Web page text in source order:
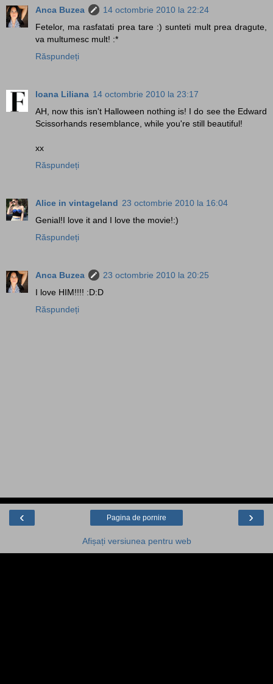
Anca Buzea
14 octombrie 2010 la 22:24
Fetelor, ma rasfatati prea tare :) sunteti mult prea dragute,
va multumesc mult! :*
Răspundeți
Ioana Liliana 14 octombrie 2010 la 23:17
AH, now this isn't Halloween nothing is! I do see the Edward
Scissorhands resemblance, while you're still beautiful!
xx
Răspundeți
Alice in vintageland 23 octombrie 2010 la 16:04
Genial!I love it and I love the movie!:)
Răspundeți
Anca Buzea
23 octombrie 2010 la 20:25
I love HIM!!!! :D:D
Răspundeți
‹ ›
Pagina de pornire
Afișați versiunea pentru web